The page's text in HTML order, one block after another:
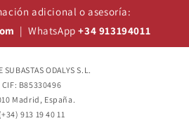
adicional o asesoría:
| WhatsApp+34 913194011
SUBASTAS ODALYS S.L.
CIF: B85330496
Madrid, España.
(+34) 913 19 40 11